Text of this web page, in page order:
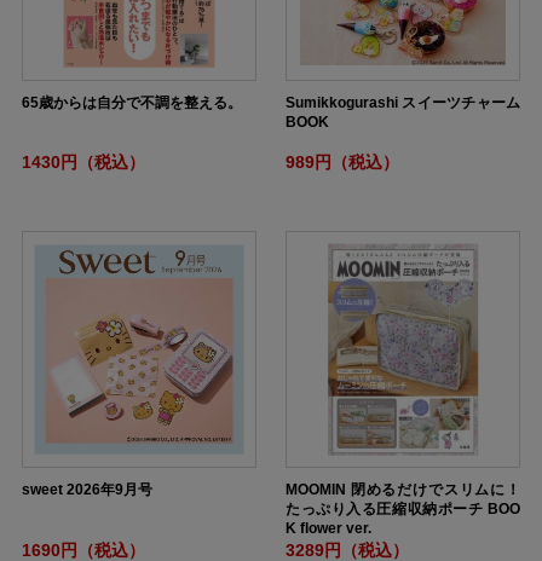
65歳からは自分で不調を整える。
1430円（税込）
Sumikkogurashi スイーツチャーム
BOOK
989円（税込）
sweet 2026年9月号
1690円（税込）
MOOMIN 閉めるだけでスリムに！
たっぷり入る圧縮収納ポーチ BOO
K flower ver.
3289円（税込）